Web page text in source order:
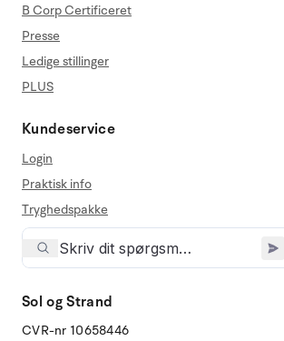
B Corp Certificeret
Presse
Ledige stillinger
PLUS
Kundeservice
Login
Praktisk info
Tryghedspakke
Sol og Strand
CVR-nr 10658446